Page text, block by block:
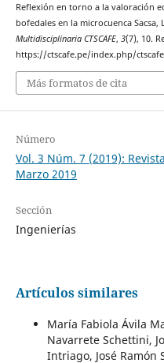
Reflexión en torno a la valoración
bofedales en la microcuenca Sacsa,
Multidisciplinaria CTSCAFE, 3(7), 10.
https://ctscafe.pe/index.php/
Más formatos de cita
Número
Vol. 3 Núm. 7 (2019):
Marzo 2019
Sección
Ingenierías
Artículos similares
María Fabiola Ávila
Navarrete Schettini,
Intriago, José Ramón